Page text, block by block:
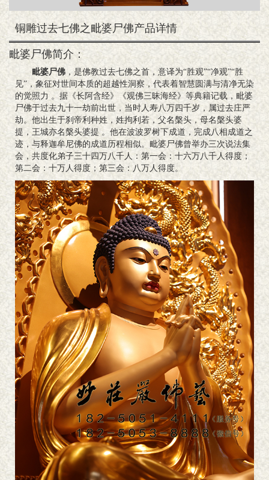
铜雕过去七佛之毗婆尸佛产品详情
毗婆尸佛简介：
毗婆尸佛 ，是佛教‌过去七佛之首‌，意译为“胜观”“净观”“胜
见”，象征对世间本质的超越性洞察，代表着智慧圆满与清净无染
的觉照力 。据《长阿含经》《观佛三昧海经》等典籍记载，毗婆
尸佛于‌过去九十一劫‌前出世，当时人寿八万四千岁，属‌过去庄严
劫‌。他出生于刹帝利种姓，姓拘利若，父名槃头，母名槃头婆
提，王城亦名槃头婆提 。他在波波罗树下成道，完成八相成道之
迹，与释迦牟尼佛的成道历程相似。毗婆尸佛曾举办‌三次说法集
会‌，共度化弟子三十四万八千人：第一会：‌十六万八千人‌得度；
第二会：‌十万人‌得度；第三会：‌八万人‌得度。